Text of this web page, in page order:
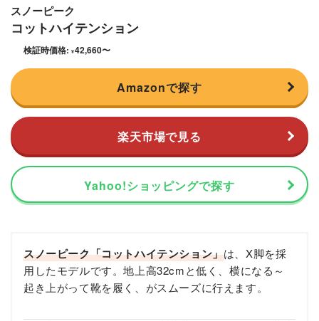
スノーピーク
コットハイテンション
検証時価格: ¥42,660〜
Amazonで探す
楽天市場で見る
Yahoo!ショッピングで探す
スノーピーク「コットハイテンション」は、X脚を採
用したモデルです。地上高32cmと低く、横になる～
起き上がって靴を履く、がスムーズに行えます。